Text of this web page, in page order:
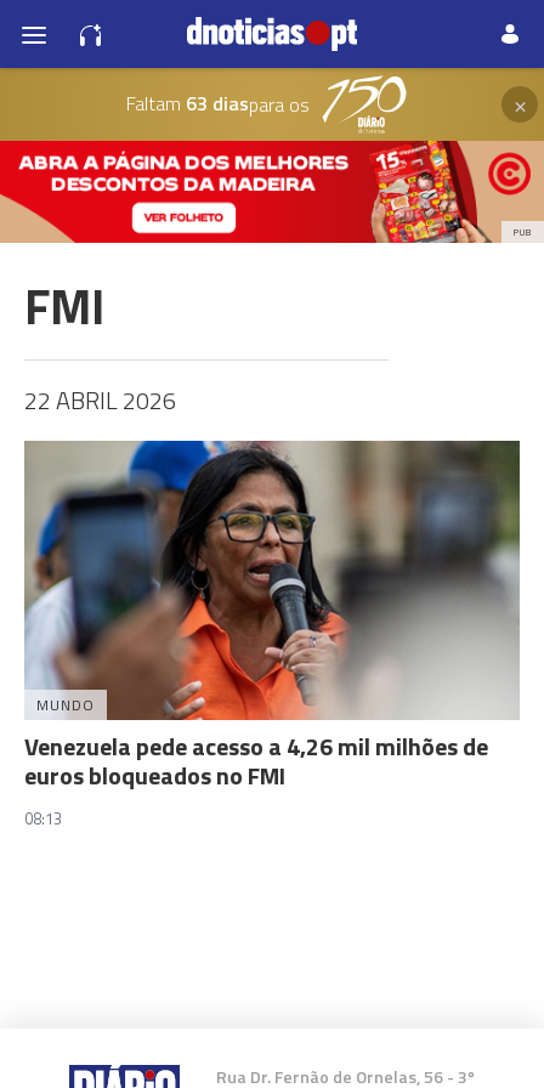
Faltam 63 diaspara os ×
PUB
FMI
22 ABRIL 2026
MUNDO
Venezuela pede acesso a 4,26 mil milhões de
euros bloqueados no FMI
08:13
Rua Dr. Fernão de Ornelas, 56 - 3º